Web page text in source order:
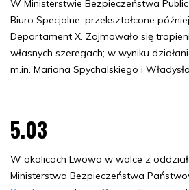
W Ministerstwie Bezpieczeństwa
Biuro Specjalne, przekształcone
Departament X. Zajmowało się
własnych szeregach; w wyniku
m.in. Mariana Spychalskiego i
5.03
W okolicach Lwowa w walce z
Ministerstwa Bezpieczeństwa